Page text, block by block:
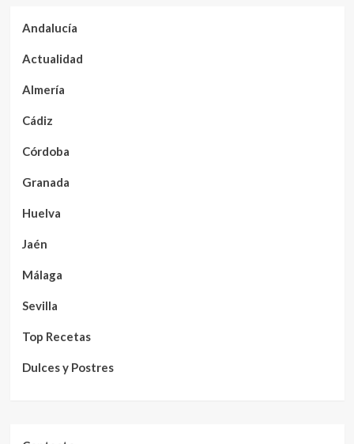
Andalucía
Actualidad
Almería
Cádiz
Córdoba
Granada
Huelva
Jaén
Málaga
Sevilla
Top Recetas
Dulces y Postres